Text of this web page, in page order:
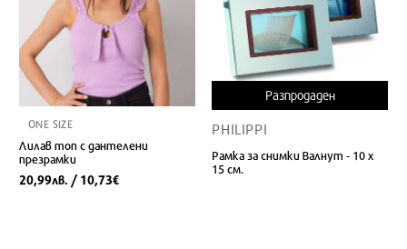
ONE SIZE
Лилав топ с дантелени
презрамки
20,99лв. / 10,73€
Разпродаден
PHILIPPI
Рамка за снимки Валнут - 10 х
15 см.